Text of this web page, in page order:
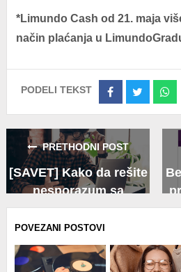
*Limundo Cash od 21. maja
način plaćanja u
PODELI TEKST
Share
Facebook
Share
Twitter
PRETHODNI POST
[SAVET] Kako da rešite
nesporazum sa
prodavcem
POVEZANI POSTOVI